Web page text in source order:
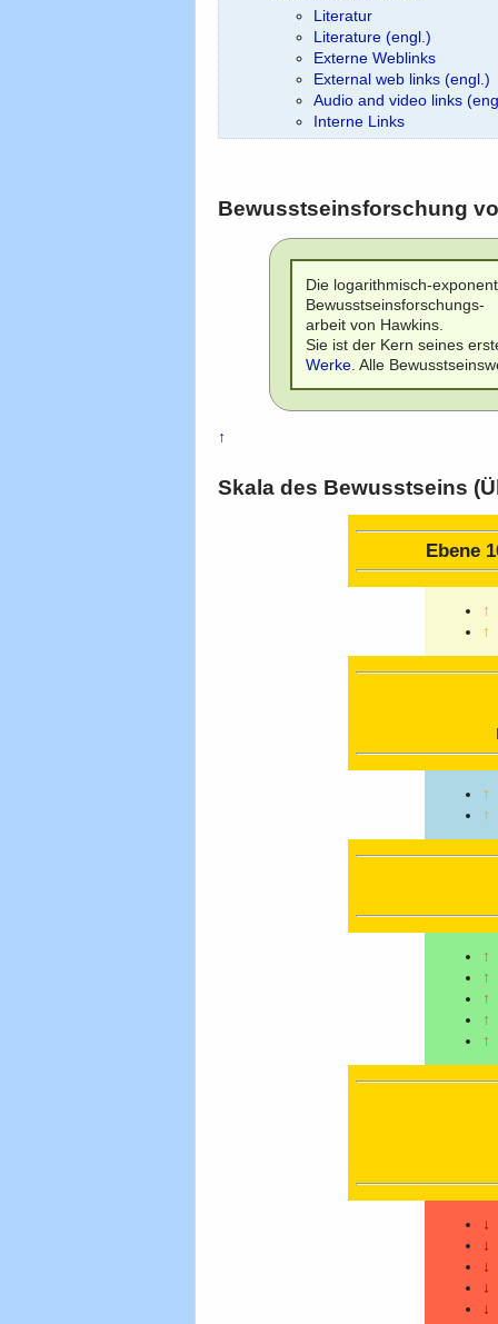
Literatur
Literature (engl.)
Externe Weblinks
External web links (engl.)
Audio and video links
Interne Links
Bewusstseinsforschung
Die logarithmisch-
Bewusstseinsforschungs-
arbeit von Hawkins.
Sie ist der Kern seines
Werke . Alle
↑
Skala des Bewusstseins
Ebene
↑
↑
↑
↑
↑
↑
↑
↑
↑
↓
↓
↓
↓
↓